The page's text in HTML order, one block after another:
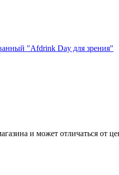
и может отличаться от